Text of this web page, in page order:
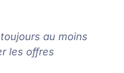
au moins
les offres